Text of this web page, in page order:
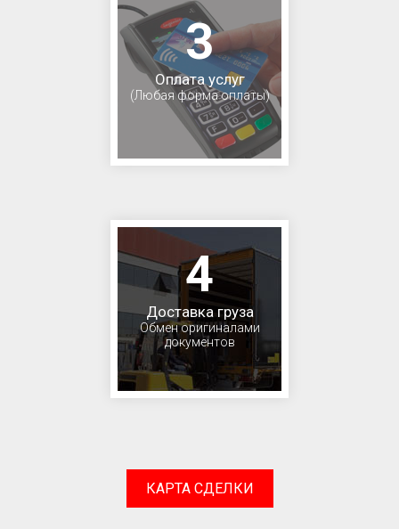
3
Оплата услуг
(Любая форма оплаты)
4
Доставка груза
Обмен оригиналами
документов
КАРТА СДЕЛКИ